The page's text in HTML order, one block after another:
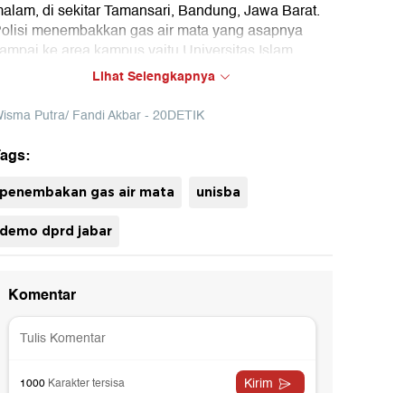
di sekitar Tamansari, Bandung, Jawa Barat.
menembakkan gas air mata yang asapnya
ke area kampus yaitu Universitas Islam
Bandung (Unisba) dan Universitas Pasundan
Unisba, Prof. Ir. A. Harits Nu'man memberikan
terkait hal ini.
Lihat Selengkapnya
Putra/ Fandi Akbar - 20DETIK
penembakan gas air mata unisba
demo dprd jabar